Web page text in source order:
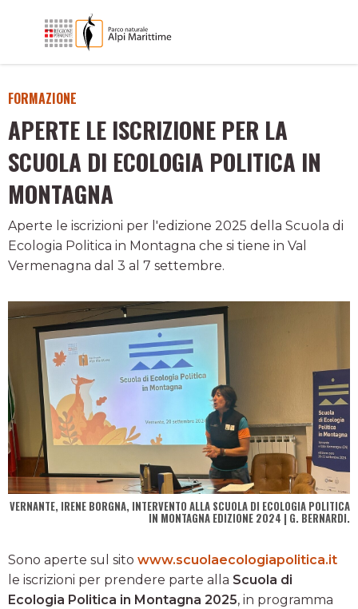
FORMAZIONE
APERTE LE ISCRIZIONE PER LA
SCUOLA DI ECOLOGIA POLITICA IN
MONTAGNA
Aperte le iscrizioni per l'edizione 2025 della Scuola di
Ecologia Politica in Montagna che si tiene in Val
Vermenagna dal 3 al 7 settembre.
VERNANTE, IRENE BORGNA, INTERVENTO ALLA SCUOLA DI ECOLOGIA POLITICA
IN MONTAGNA EDIZIONE 2024 | G. BERNARDI.
Sono aperte sul sito www.scuolaecologiapolitica.it
le iscrizioni per prendere parte alla Scuola di
Ecologia Politica in Montagna 2025, in programma